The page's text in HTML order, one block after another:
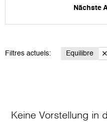
Nächste
Filtres actuels: Equilibre
Keine Vorstellung in